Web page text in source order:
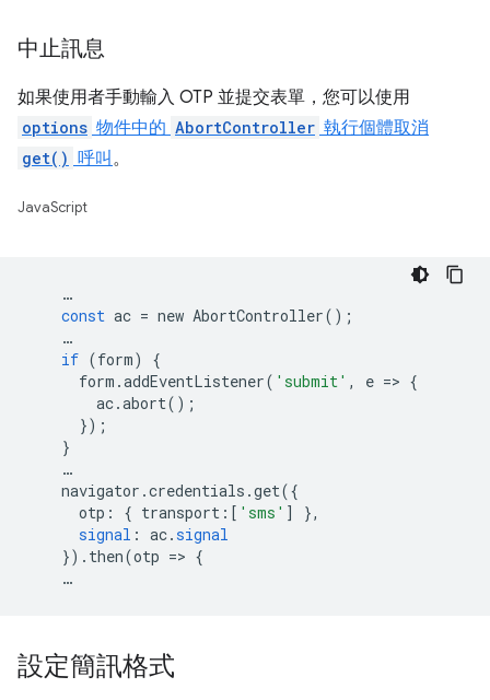
中止訊息
如果使用者手動輸入 OTP 並提交表單，您可以使用
options 物件中的 AbortController 執行個體取消
get() 呼叫 。
JavaScript
…
const ac = new AbortController();
…
if (form)
{
form .addEventListener( 'submit' , e => {
ac.abort();
});
}
…
navigator .credentials .get({
otp : { transport :[ 'sms' ]
},
signal : ac.signal
}) . then(otp => {
…
設定簡訊格式